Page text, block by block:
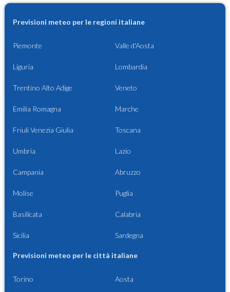
Previsioni meteo per le regioni italiane
Piemonte Valle d'Aosta
Liguria Lombardia
Trentino Alto Adige Veneto
Emilia Romagna Marche
Friuli Venezia Giulia Toscana
Umbria Lazio
Campania Abruzzo
Molise Puglia
Basilicata Calabria
Sicilia Sardegna
Previsioni meteo per le città italiane
Torino Aosta